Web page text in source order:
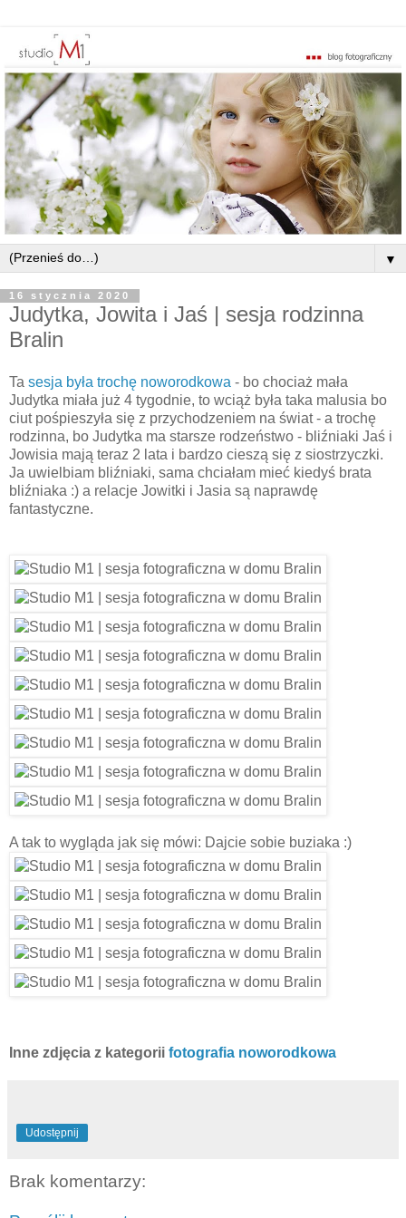
▼
16 stycznia 2020
Judytka, Jowita i Jaś | sesja rodzinna
Bralin
Ta sesja była trochę noworodkowa - bo chociaż mała
Judytka miała już 4 tygodnie, to wciąż była taka malusia bo
ciut pośpieszyła się z przychodzeniem na świat - a trochę
rodzinna, bo Judytka ma starsze rodzeństwo - bliźniaki Jaś i
Jowisia mają teraz 2 lata i bardzo cieszą się z siostrzyczki.
Ja uwielbiam bliźniaki, sama chciałam mieć kiedyś brata
bliźniaka :) a relacje Jowitki i Jasia są naprawdę
fantastyczne.
A tak to wygląda jak się mówi: Dajcie sobie buziaka :)
Inne zdjęcia z kategorii fotografia noworodkowa
Udostępnij
Brak komentarzy: